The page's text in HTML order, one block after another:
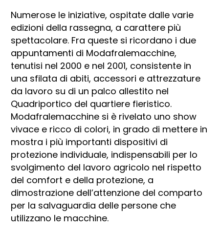
Numerose le iniziative, ospitate dalle varie
edizioni della rassegna, a carattere più
spettacolare. Fra queste si ricordano i due
appuntamenti di Modafralemacchine,
tenutisi nel 2000 e nel 2001, consistente in
una sfilata di abiti, accessori e attrezzature
da lavoro su di un palco allestito nel
Quadriportico del quartiere fieristico.
Modafralemacchine si è rivelato uno show
vivace e ricco di colori, in grado di mettere in
mostra i più importanti dispositivi di
protezione individuale, indispensabili per lo
svolgimento del lavoro agricolo nel rispetto
del comfort e della protezione, a
dimostrazione dell’attenzione del comparto
per la salvaguardia delle persone che
utilizzano le macchine.